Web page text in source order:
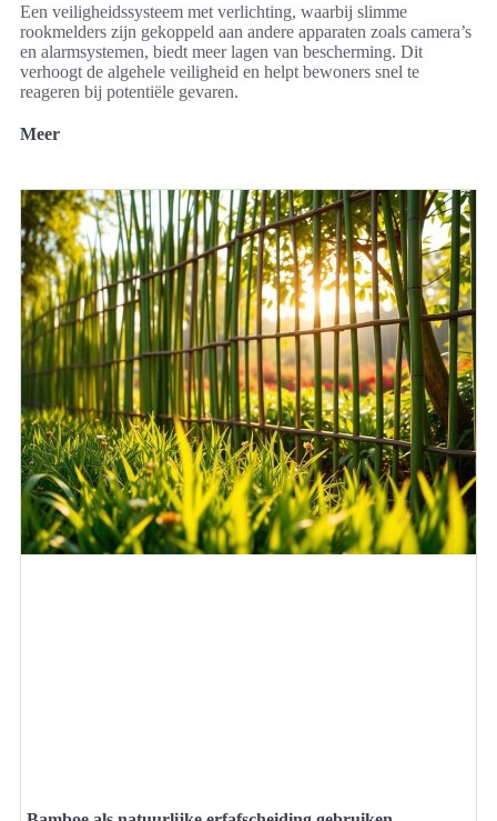
Een veiligheidssysteem met verlichting, waarbij slimme
rookmelders zijn gekoppeld aan andere apparaten zoals camera’s
en alarmsystemen, biedt meer lagen van bescherming. Dit
verhoogt de algehele veiligheid en helpt bewoners snel te
reageren bij potentiële gevaren.
Meer